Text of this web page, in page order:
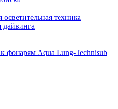
техника
к фонарям Aqua Lung-Technisub